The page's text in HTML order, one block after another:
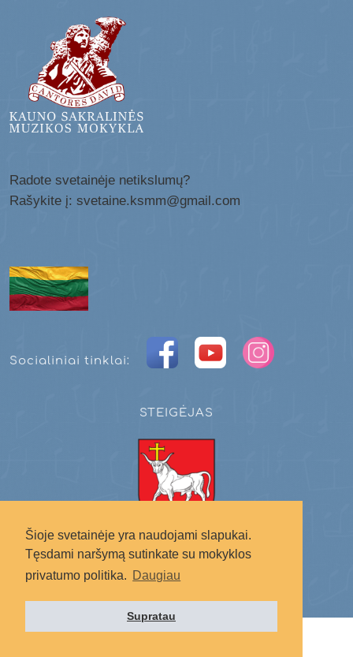
Šioje svetainėje yra naudojami slapukai.
Tęsdami naršymą sutinkate su mokyklos
privatumo politika. Daugiau
Supratau
Radote svetainėje netikslumų?
Rašykite į: svetaine.ksmm@gmail.com
Socialiniai tinklai:
STEIGĖJAS
Kauno miesto savivaldybė